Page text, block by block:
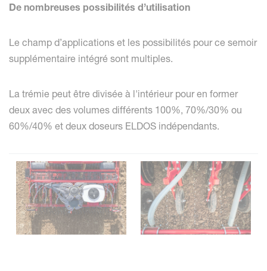
De nombreuses possibilités d’utilisation
Le champ d’applications et les possibilités pour ce semoir
supplémentaire intégré sont multiples.
La trémie peut être divisée à l'intérieur pour en former
deux avec des volumes différents 100%, 70%/30% ou
60%/40% et deux doseurs ELDOS indépendants.